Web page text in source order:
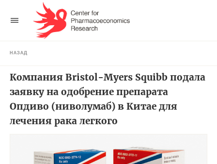
НАЗАД
Компания Bristol-Myers Squibb подала
заявку на одобрение препарата
Опдиво (ниволумаб) в Китае для
лечения рака легкого